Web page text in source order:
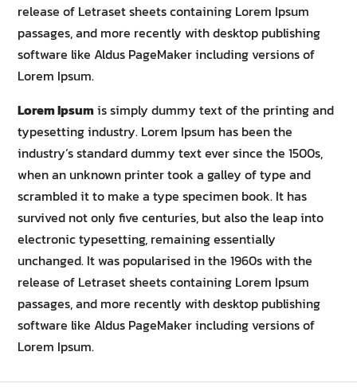
release of Letraset sheets containing Lorem Ipsum
passages, and more recently with desktop publishing
software like Aldus PageMaker including versions of
Lorem Ipsum.
Lorem Ipsumis simply dummy text of the printing and
typesetting industry. Lorem Ipsum has been the
industry’s standard dummy text ever since the 1500s,
when an unknown printer took a galley of type and
scrambled it to make a type specimen book. It has
survived not only five centuries, but also the leap into
electronic typesetting, remaining essentially
unchanged. It was popularised in the 1960s with the
release of Letraset sheets containing Lorem Ipsum
passages, and more recently with desktop publishing
software like Aldus PageMaker including versions of
Lorem Ipsum.